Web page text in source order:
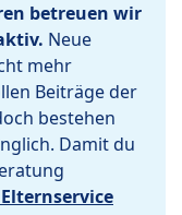
betreuen wir
Neue
mehr
Beiträge der
bestehen
Damit du
Elternservice